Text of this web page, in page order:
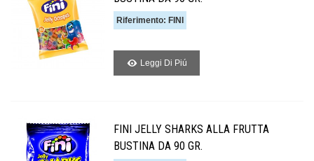
Riferimento: FINI
Leggi Di Piú
FINI JELLY SHARKS ALLA FRUTTA
BUSTINA DA 90 GR.